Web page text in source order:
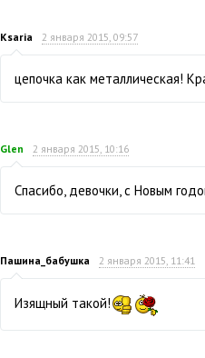
Ksaria 2 января 2015, 09:57
цепочка как металлическая!
Glen 2 января 2015, 10:16
Спасибо, девочки, с Новым
Пашина_бабушка 2 января 2015, 11:41
Изящный такой!